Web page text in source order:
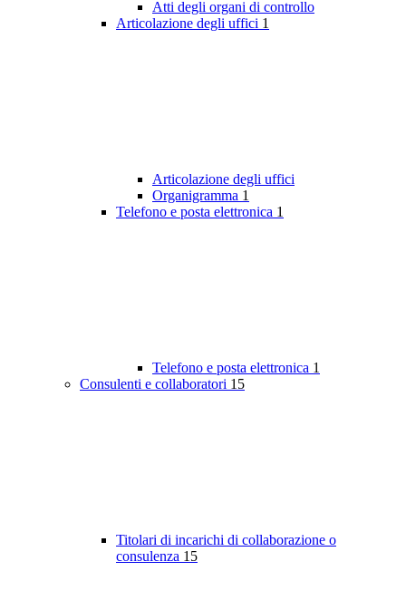
Atti degli organi di controllo
Articolazione degli uffici 1
Articolazione degli uffici
Organigramma 1
Telefono e posta elettronica 1
Telefono e posta elettronica 1
Consulenti e collaboratori 15
Titolari di incarichi di collaborazione o
consulenza 15